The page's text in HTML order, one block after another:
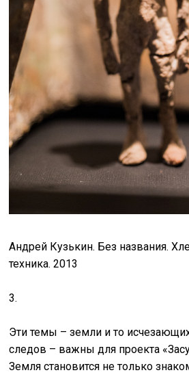
Андрей Кузькин. Без названия.
техника. 2013
3.
Эти темы – земли и то
следов – важны для проекта
Земля становится не только